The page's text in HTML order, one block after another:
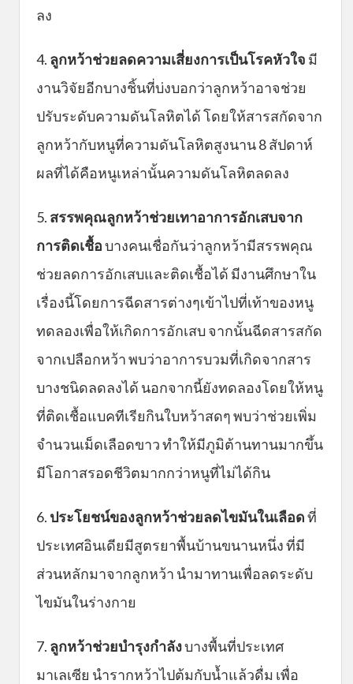
ลง
4. ลูกหว้าช่วยลดความเสี่ยงการเป็นโรคหัวใจ มี
งานวิจัยอีกบางชิ้นที่บ่งบอกว่าลูกหว้าอาจช่วย
ปรับระดับความดันโลหิตได้ โดยให้สารสกัดจาก
ลูกหว้ากับหนูที่ความดันโลหิตสูงนาน 8 สัปดาห์
ผลที่ได้คือหนูเหล่านั้นความดันโลหิตลดลง
5. สรรพคุณลูกหว้าช่วยเทาอาการอักเสบจาก
การติดเชื้อบางคนเชื่อกันว่าลูกหว้ามีสรรพคุณ
ช่วยลดการอักเสบและติดเชื้อได้ มีงานศึกษาใน
เรื่องนี้โดยการฉีดสารต่างๆเข้าไปที่เท้าของหนู
ทดลองเพื่อให้เกิดการอักเสบ จากนั้นฉีดสารสกัด
จากเปลือกหว้า พบว่าอาการบวมที่เกิดจากสาร
บางชนิดลดลงได้ นอกจากนี้ยังทดลองโดยให้หนู
ที่ติดเชื้อแบคทีเรียกินใบหว้าสดๆ พบว่าช่วยเพิ่ม
จำนวนเม็ดเลือดขาว ทำให้มีภูมิต้านทานมากขึ้น
มีโอกาสรอดชีวิตมากกว่าหนูที่ไม่ได้กิน
6. ประโยชน์ของลูกหว้าช่วยลดไขมันในเลือดที่
ประเทศอินเดียมีสูตรยาพื้นบ้านขนานหนึ่ง ที่มี
ส่วนหลักมาจากลูกหว้า นำมาทานเพื่อลดระดับ
ไขมันในร่างกาย
7. ลูกหว้าช่วยบำรุงกำลังบางพื้นที่ประเทศ
มาเลเซีย นำรากหว้าไปต้มกับน้ำแล้วดื่ม เพื่อ